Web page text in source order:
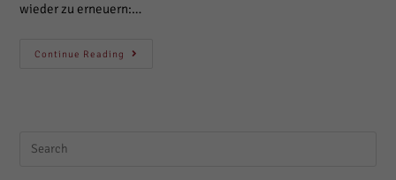
wieder zu erneuern:…
Continue Reading
Erneuerung
Search